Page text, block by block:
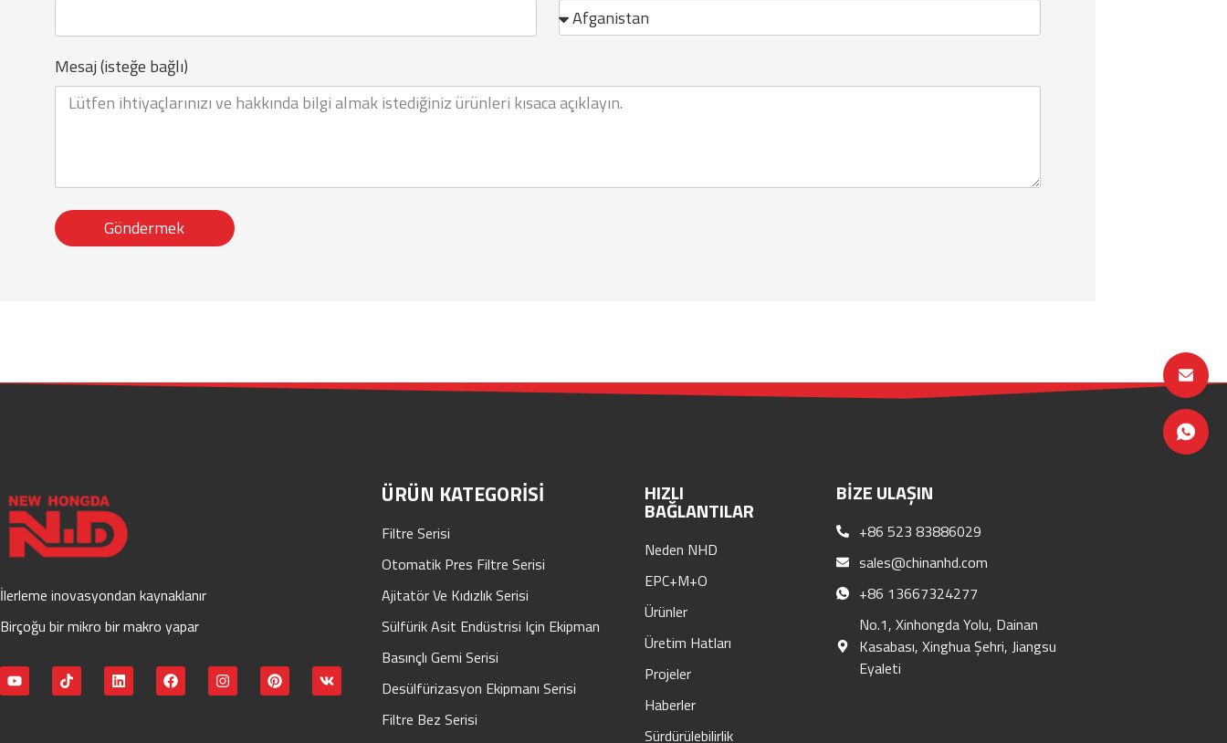
Mesaj (isteğe bağlı)
Göndermek
İlerleme inovasyondan kaynaklanır
Birçoğu bir mikro bir makro yapar
ÜRÜN KATEGORISI
Filtre Serisi
Otomatik Pres Filtre Serisi
Ajitatör Ve Kıdızlık Serisi
Sülfürik Asit Endüstrisi Için Ekipman
Basınçlı Gemi Serisi
Desülfürizasyon Ekipmanı Serisi
Filtre Bez Serisi
HIZLI
BAĞLANTILAR
Neden NHD
EPC+M+O
Ürünler
Üretim Hatları
Projeler
Haberler
Sürdürülebilirlik
BIZE ULAŞIN
+86 523 83886029
sales@chinanhd.com
+86 13667324277
No.1, Xinhongda Yolu, Dainan
Kasabası, Xinghua Şehri, Jiangsu
Eyaleti